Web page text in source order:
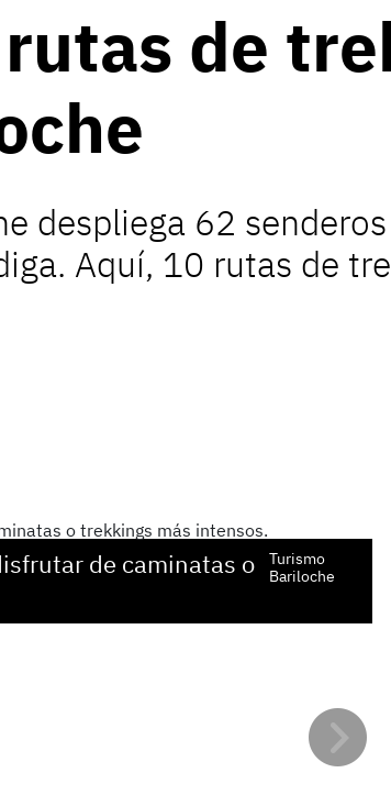
de
despliega 62
Aquí, 10 rutas de
de caminatas o
Turismo
Bariloche